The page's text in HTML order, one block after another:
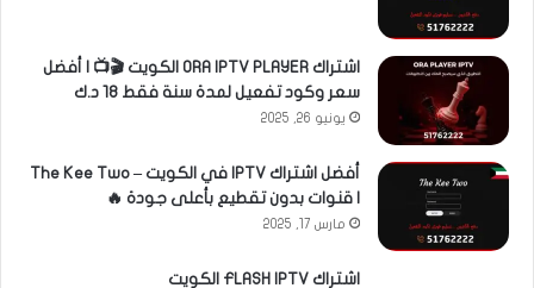
اشتراك ORA IPTV PLAYER الكويت 🎬📺 | أفضل
سعر وكود تفعيل لمدة سنة فقط 18 د.ك
يونيو 26, 2025
أفضل اشتراك IPTV في الكويت – The Kee Two
| قنوات بدون تقطيع بأعلى جودة 🔥
مارس 17, 2025
اشتراك FLASH IPTV الكويت